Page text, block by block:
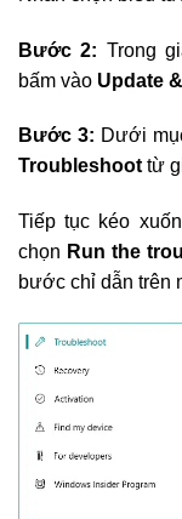
Bước 2: Trong
bấm vào Update
Bước 3: Dưới
Troubleshoot từ
Tiếp tục kéo
chọn Run the
bước chỉ dẫn trên